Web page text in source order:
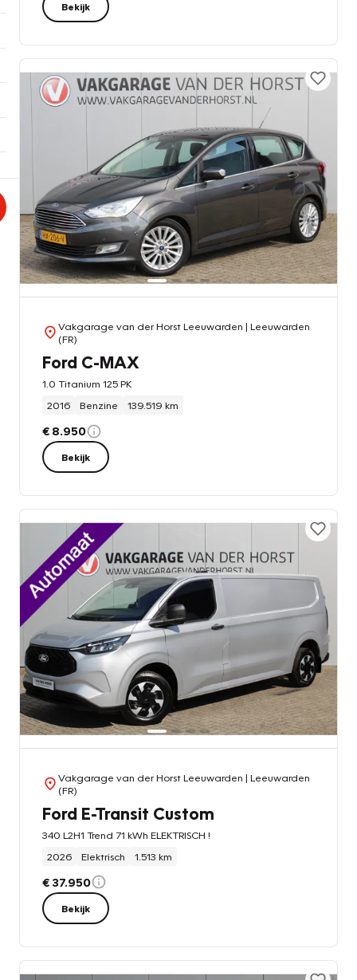
Bekijk
Vakgarage van der Horst Leeuwarden | Leeuwarden
(FR)
Ford C-MAX
1.0 Titanium 125 PK
2016
Benzine 139.519 km
€ 8.950
Bekijk
Vakgarage van der Horst Leeuwarden | Leeuwarden
(FR)
Ford E-Transit Custom
340 L2H1 Trend 71 kWh ELEKTRISCH !
2026
Elektrisch 1.513 km
€ 37.950
Bekijk